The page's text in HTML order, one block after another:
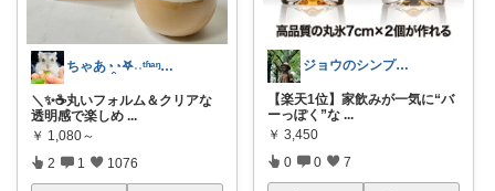
ちゃあ◔̯◔‪𖤐˒˒ᵗʱᵃᵑᵏᵧₒᵤ
＼✨☕丸いフォルム＆クリアな
透明感で楽しめ ...
￥ 1,080～
2 1 1076
ジョウのシンプルで心地よいくらし
【楽天1位】家飲みが一気に“バ
ーっぽく”な ...
￥ 3,450
0 0 7